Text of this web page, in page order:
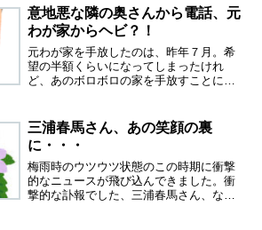
ての面談をしたのだけど、そこでちょっ
と世間話をしました。夫の...
意地悪な隣の奥さんから電話、元
わが家からヘビ？！
元わが家を手放したのは、昨年７月。希
望の半額くらいになってしまったけれ
ど、あのボロボロの家を手放すことによ
た土地を、８月のお盆に息子と見にいき
ました。その後、売れたのか...
三浦春馬さん、あの笑顔の裏
に・・・
梅雨時のウツウツ状態のこの時期に衝撃
的なニュースが飛び込んできました。衝
撃的な訃報でした、三浦春馬さん、なん